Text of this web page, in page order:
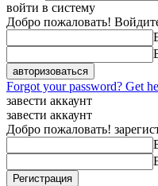
войти в систему
Добро пожаловать!
Forgot your password? Get
завести аккаунт
завести аккаунт
Добро пожаловать!